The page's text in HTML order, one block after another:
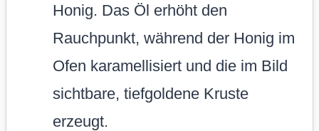
Honig. Das Öl erhöht den
Rauchpunkt, während der Honig im
Ofen karamellisiert und die im Bild
sichtbare, tiefgoldene Kruste
erzeugt.